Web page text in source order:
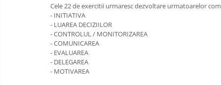
Cooperare / Competitie)
OPERATIUNI AERIENE MILITARE SI
OPERATIUNI MARITIME MILITARE SI
OPERATIUNI SPATIALE MILITARE SI
Cele 22 de exercitii urmaresc dezvoltare urmatoarelor
- INITIATIVA
- LUAREA DECIZIILOR
- CONTROLUL / MONITORIZAREA
- COMUNICAREA
- EVALUAREA
- DELEGAREA
- MOTIVAREA